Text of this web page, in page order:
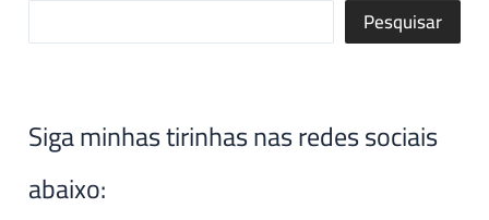
Pesquisar
Siga minhas tirinhas nas redes sociais
abaixo: